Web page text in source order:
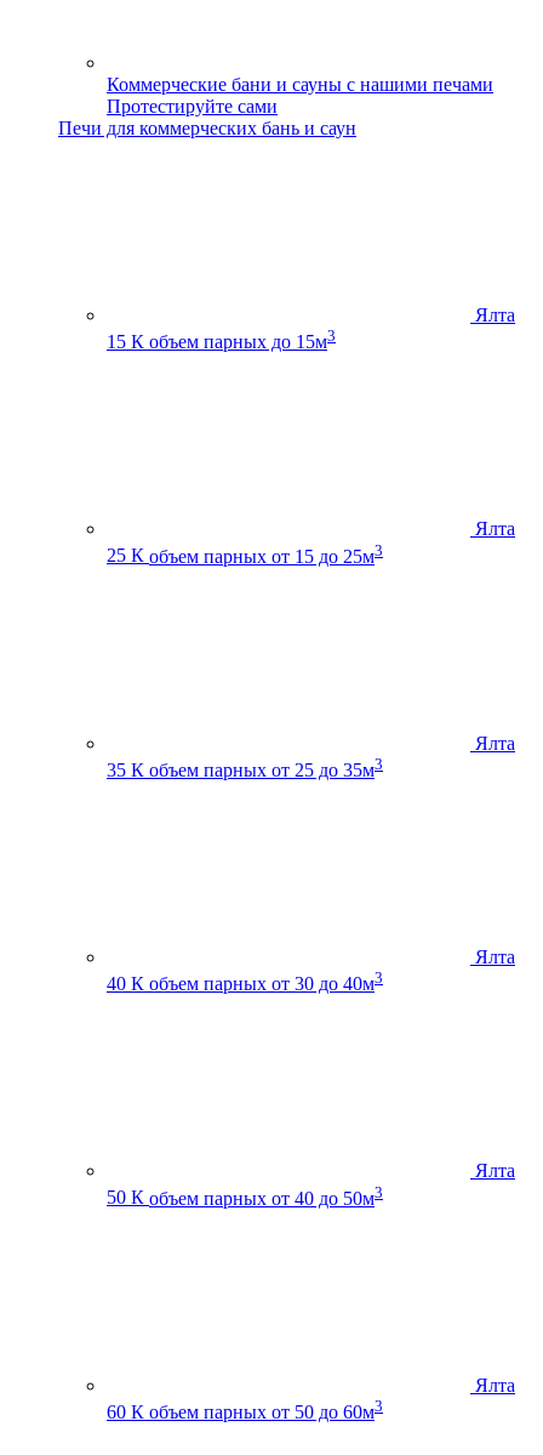
Коммерческие бани и сауны с нашими печами
Протестируйте сами
Печи для коммерческих бань и саун
Ялта
15 К объем парных до 15м3
Ялта
25 К объем парных от 15 до 25м3
Ялта
35 К объем парных от 25 до 35м3
Ялта
40 К объем парных от 30 до 40м3
Ялта
50 К объем парных от 40 до 50м3
Ялта
60 К объем парных от 50 до 60м3